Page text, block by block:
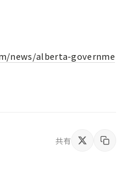
news/alberta-governme
共有